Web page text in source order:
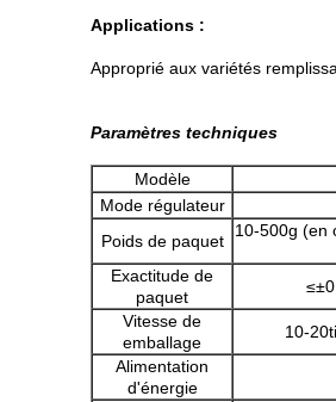
Applications :
Approprié aux variétés
Paramètres techniques
Modèle
Mode régulateur
Poids de paquet
10-500g (en
Exactitude de
paquet
Vitesse de
emballage
10-
Alimentation
d'énergie